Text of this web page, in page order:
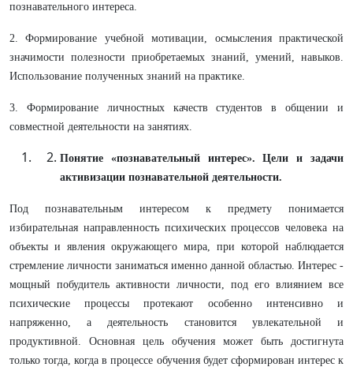
познавательного интереса.
2. Формирование учебной мотивации, осмысления практической
значимости полезности приобретаемых знаний, умений, навыков.
Использование полученных знаний на практике.
3. Формирование личностных качеств студентов в общении и
совместной деятельности на занятиях.
Понятие «познавательный интерес». Цели и задачи
активизации познавательной деятельности.
Под познавательным интересом к предмету понимается
избирательная направленность психических процессов человека на
объекты и явления окружающего мира, при которой наблюдается
стремление личности заниматься именно данной областью. Интерес -
мощный побудитель активности личности, под его влиянием все
психические процессы протекают особенно интенсивно и
напряженно, а деятельность становится увлекательной и
продуктивной. Основная цель обучения может быть достигнута
только тогда, когда в процессе обучения будет сформирован интерес к